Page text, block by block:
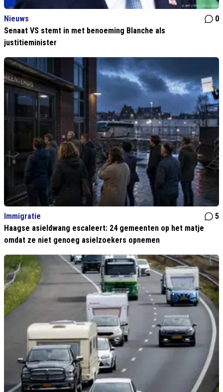
Nieuws
0
Senaat VS stemt in met benoeming Blanche als
justitieminister
Immigratie
5
Haagse asieldwang escaleert: 24 gemeenten op het matje
omdat ze niet genoeg asielzoekers opnemen